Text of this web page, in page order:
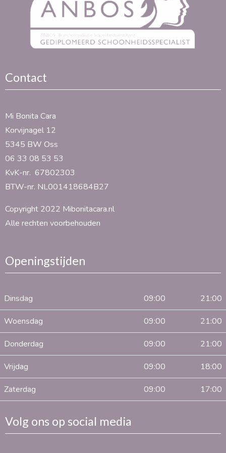
Contact
Mi Bonita Cara
Korvijnagel 12
5345 BW Oss
06 33 08 53 53
KvK-nr. 67802303
BTW-nr. NL001418684B27
Copyright 2022 Mibonitacara.nl
Alle rechten voorbehouden
Openingstijden
Dinsdag 09:00 21:00
Woensdag 09:00 21:00
Donderdag 09:00 21:00
Vrijdag 09:00 18:00
Zaterdag 09:00 17:00
Volg ons op social media